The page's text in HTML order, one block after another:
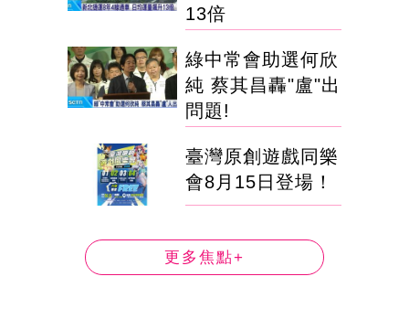
13倍
綠中常會助選何欣
純 蔡其昌轟"盧"出
問題!
臺灣原創遊戲同樂
會8月15日登場！
更多焦點+